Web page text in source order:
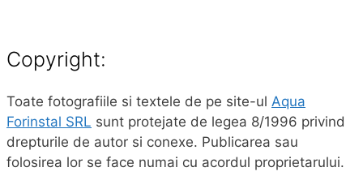
Copyright:
Toate fotografiile si textele de pe site-ul Aqua
Forinstal SRL sunt protejate de legea 8/1996 privind
drepturile de autor si conexe. Publicarea sau
folosirea lor se face numai cu acordul proprietarului.